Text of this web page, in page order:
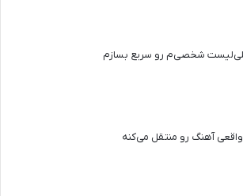
:
شخصی‌م رو سریع بسازم
آهنگ رو منتقل می‌کنه